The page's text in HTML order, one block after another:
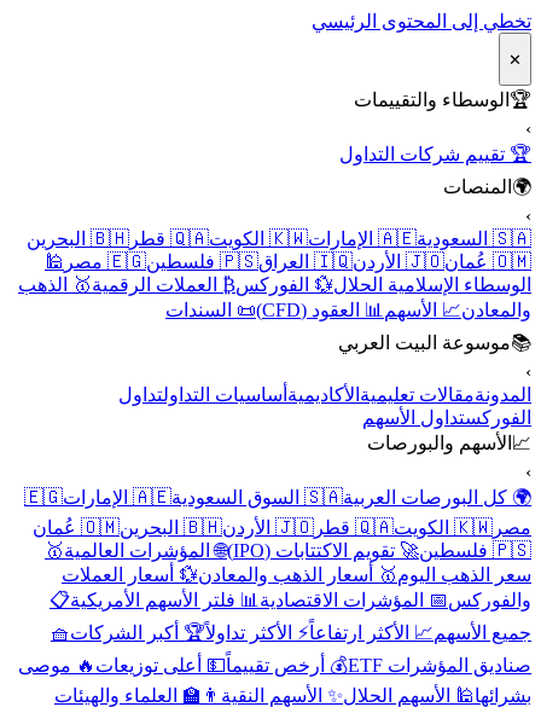
تخطي إلى المحتوى الرئيسي
✕
🏆الوسطاء والتقييمات
🏆 تقييم شركات التداول
🌍المنصات
🇸🇦 السعودية
🇦🇪 الإمارات 🇰🇼 الكويت 🇶🇦 قطر
🇧🇭 البحرين
🇴🇲 عُمان
🇯🇴 الأردن 🇮🇶 العراق 🇵🇸 فلسطين 🇪🇬 مصر
🕌
الوسطاء الإسلامية الحلال 💱 الفوركس ₿ العملات الرقمية🥇 الذهب
والمعادن📈 الأسهم📊 العقود (CFD)
📜 السندات
📚موسوعة البيت العربي
المدونةمقالات تعليميةالأكاديميةأساسيات التداولتداول
الفوركستداول الأسهم
📈الأسهم والبورصات
🌍 كل البورصات العربية🇸🇦 السوق السعودية 🇦🇪 الإمارات
🇪🇬
مصر 🇰🇼 الكويت 🇶🇦 قطر 🇯🇴 الأردن 🇧🇭 البحرين
🇴🇲 عُمان
🇵🇸 فلسطين
🚀 تقويم الاكتتابات (IPO) 🌐 المؤشرات العالمية🥇
سعر الذهب اليوم🥇 أسعار الذهب والمعادن💱 أسعار العملات
والفوركس 📅 المؤشرات الاقتصادية📊 فلتر الأسهم الأمريكية📋
جميع الأسهم📈 الأكثر ارتفاعاً⚡ الأكثر تداولاً🏆 أكبر الشركات🧺
صناديق المؤشرات ETF
💰 أرخص تقييماً💵 أعلى توزيعات🔥 موصى
بشرائها🕌 الأسهم الحلال ✨ الأسهم النقية👨‍🏫 العلماء والهيئات